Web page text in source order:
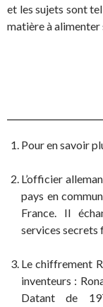
et les sujets sont
matière à alimenter
Pour en savoir
L’officier
pays en
France. Il
services secrets
Le chiffrement
inventeurs :
Datant de